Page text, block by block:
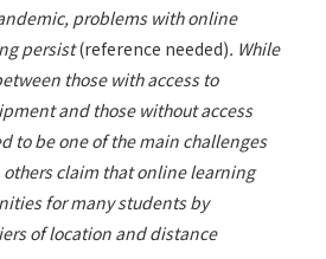
problems with online
persist(reference needed). While
those with access to
and those without access
to be one of the main challenges
others claim that online learning
for many students by
of location and distance